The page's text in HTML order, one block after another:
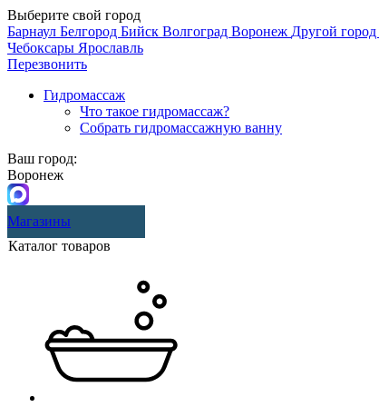
Выберите свой город
Барнаул Белгород Бийск Волгоград Воронеж Другой город
Чебоксары Ярославль
Перезвонить
Гидромассаж
Что такое гидромассаж?
Собрать гидромассажную ванну
Ваш город:
Воронеж
Магазины
Каталог товаров